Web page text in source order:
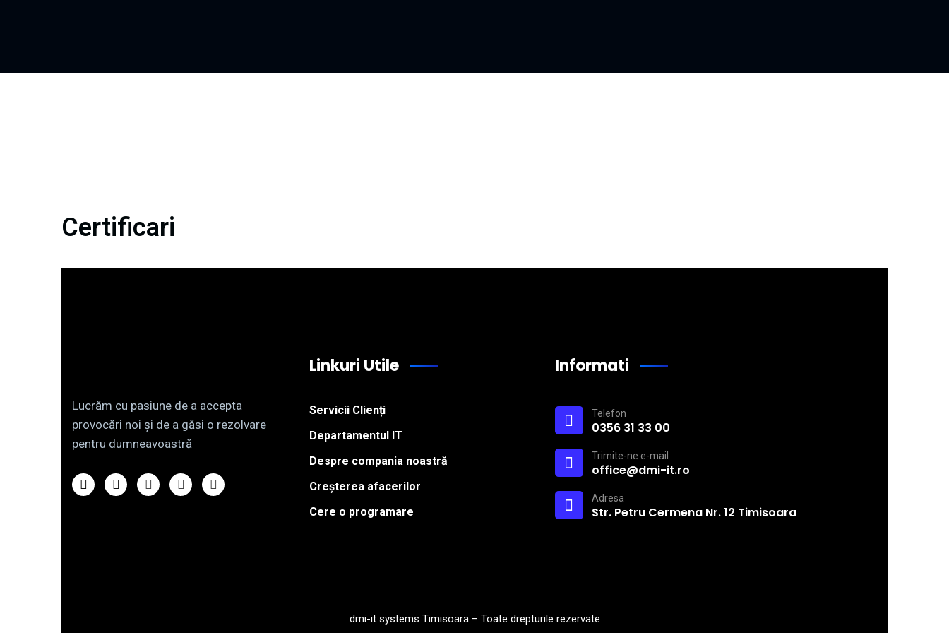
Certificari
Lucrăm cu pasiune de a accepta
provocări noi și de a găsi o rezolvare
pentru dumneavoastră
Linkuri Utile
Servicii Clienți
Departamentul IT
Despre compania noastră
Creșterea afacerilor
Cere o programare
Informati
Telefon
0356 31 33 00
Trimite-ne e-mail
office@dmi-it.ro
Adresa
Str. Petru Cermena Nr. 12 Timisoara
dmi-it systems Timisoara – Toate drepturile rezervate